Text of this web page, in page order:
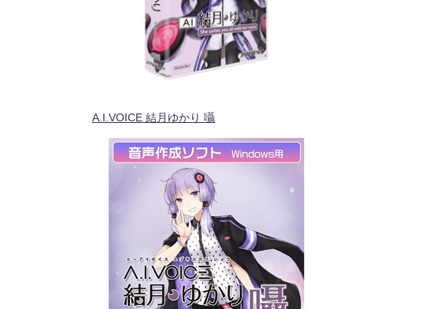
A.I.VOICE 結月ゆかり 囁